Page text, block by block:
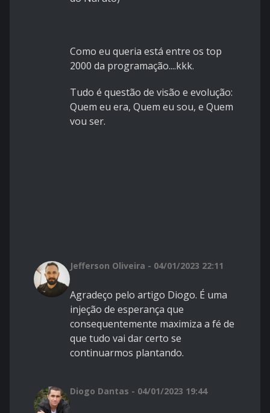
Como eu queria está entre os top
2000 da programação....kkk.
Tudo é questão de visão e evolução:
Quem eu era, Quem eu sou, e Quem
vou ser.
Jefferson Oliveira - 04/01/2023 22:11
Agradeço pelo artigo Diogo. É uma
injeção de esperança que
consequentemente maximiza a fé de
que tudo vai dar certo se
continuarmos plantando.
Diogo Dantas - 04/01/2023 19:44